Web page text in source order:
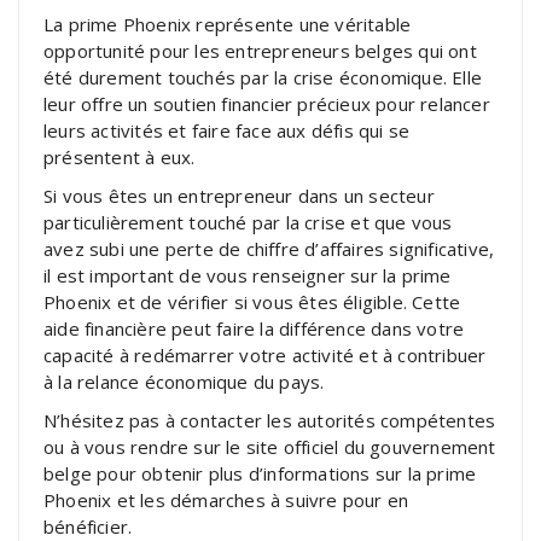
La prime Phoenix représente une véritable
opportunité pour les entrepreneurs belges qui ont
été durement touchés par la crise économique. Elle
leur offre un soutien financier précieux pour relancer
leurs activités et faire face aux défis qui se
présentent à eux.
Si vous êtes un entrepreneur dans un secteur
particulièrement touché par la crise et que vous
avez subi une perte de chiffre d’affaires significative,
il est important de vous renseigner sur la prime
Phoenix et de vérifier si vous êtes éligible. Cette
aide financière peut faire la différence dans votre
capacité à redémarrer votre activité et à contribuer
à la relance économique du pays.
N’hésitez pas à contacter les autorités compétentes
ou à vous rendre sur le site officiel du gouvernement
belge pour obtenir plus d’informations sur la prime
Phoenix et les démarches à suivre pour en
bénéficier.